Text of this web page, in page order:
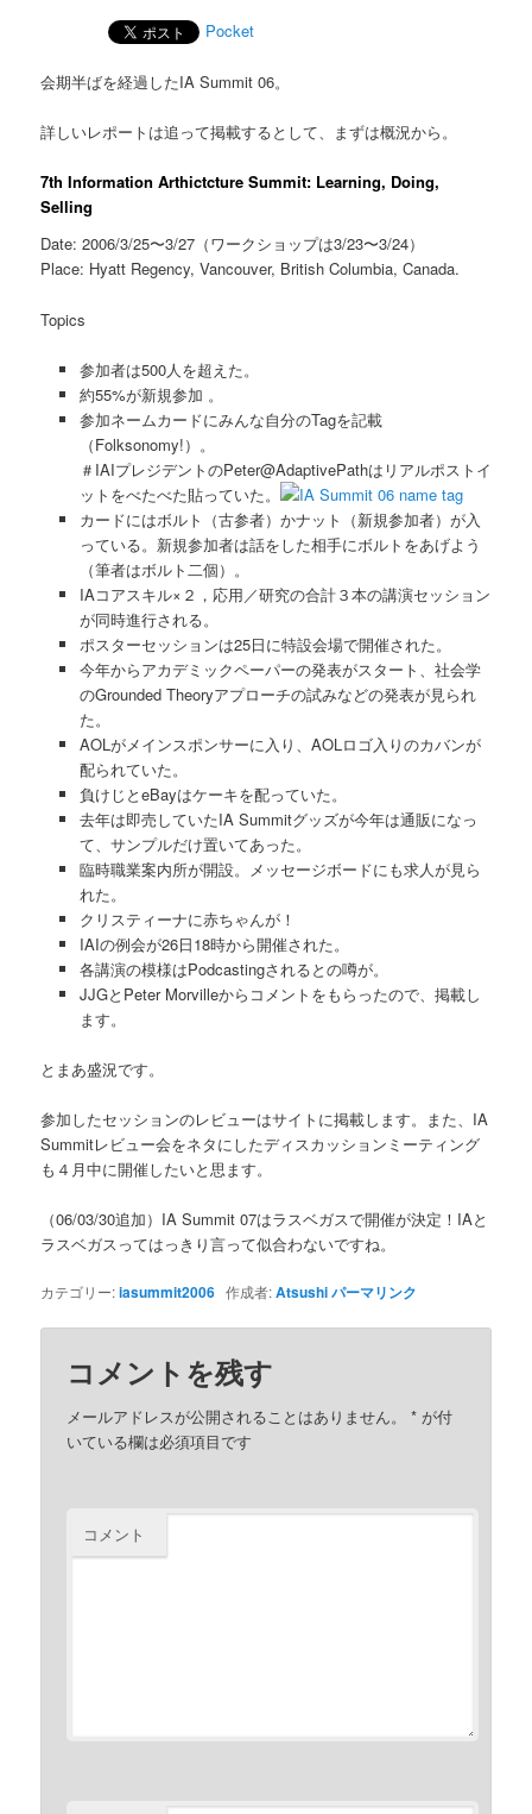
Pocket
会期半ばを経過したIA Summit 06。
詳しいレポートは追って掲載するとして、まずは概況から。
7th Information Arthictcture Summit: Learning, Doing,
Selling
Date: 2006/3/25〜3/27（ワークショップは3/23〜3/24）
Place: Hyatt Regency, Vancouver, British Columbia, Canada.
Topics
参加者は500人を超えた。
約55%が新規参加 。
参加ネームカードにみんな自分のTagを記載
（Folksonomy!）。
＃IAIプレジデントのPeter@AdaptivePathはリアルポストイ
ットをべたべた貼っていた。
カードにはボルト（古参者）かナット（新規参加者）が入
っている。新規参加者は話をした相手にボルトをあげよう
（筆者はボルト二個）。
IAコアスキル×２，応用／研究の合計３本の講演セッション
が同時進行される。
ポスターセッションは25日に特設会場で開催された。
今年からアカデミックペーパーの発表がスタート、社会学
のGrounded Theoryアプローチの試みなどの発表が見られ
た。
AOLがメインスポンサーに入り、AOLロゴ入りのカバンが
配られていた。
負けじとeBayはケーキを配っていた。
去年は即売していたIA Summitグッズが今年は通販になっ
て、サンプルだけ置いてあった。
臨時職業案内所が開設。メッセージボードにも求人が見ら
れた。
クリスティーナに赤ちゃんが！
IAIの例会が26日18時から開催された。
各講演の模様はPodcastingされるとの噂が。
JJGとPeter Morvilleからコメントをもらったので、掲載し
ます。
とまあ盛況です。
参加したセッションのレビューはサイトに掲載します。また、IA
Summitレビュー会をネタにしたディスカッションミーティング
も４月中に開催したいと思ます。
（06/03/30追加）IA Summit 07はラスベガスで開催が決定！IAと
ラスベガスってはっきり言って似合わないですね。
カテゴリー:iasummit2006 作成者:Atsushiパーマリンク
コメントを残す
メールアドレスが公開されることはありません。 * が付
いている欄は必須項目です
コメント